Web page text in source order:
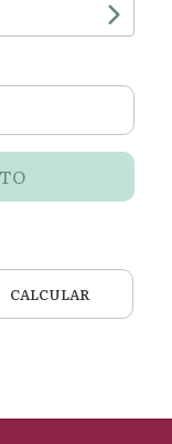
CALCULAR